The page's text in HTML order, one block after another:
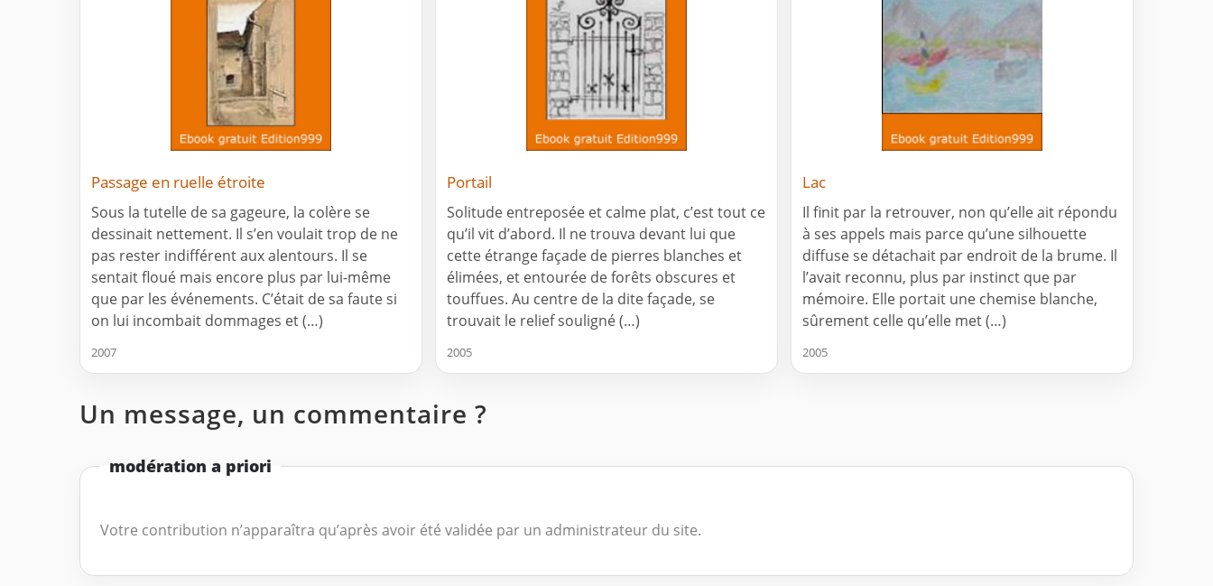
Passage en ruelle étroite
Sous la tutelle de sa gageure, la colère se
dessinait nettement. Il s’en voulait trop de ne
pas rester indifférent aux alentours. Il se
sentait floué mais encore plus par lui-même
que par les événements. C’était de sa faute si
on lui incombait dommages et (…)
2007
Portail
Solitude entreposée et calme plat, c’est tout ce
qu’il vit d’abord. Il ne trouva devant lui que
cette étrange façade de pierres blanches et
élimées, et entourée de forêts obscures et
touffues. Au centre de la dite façade, se
trouvait le relief souligné (…)
2005
Lac
Il finit par la retrouver, non qu’elle ait répondu
à ses appels mais parce qu’une silhouette
diffuse se détachait par endroit de la brume. Il
l’avait reconnu, plus par instinct que par
mémoire. Elle portait une chemise blanche,
sûrement celle qu’elle met (…)
2005
Un message, un commentaire ?
modération a priori
Votre contribution n’apparaîtra qu’après avoir été validée par un administrateur du site.